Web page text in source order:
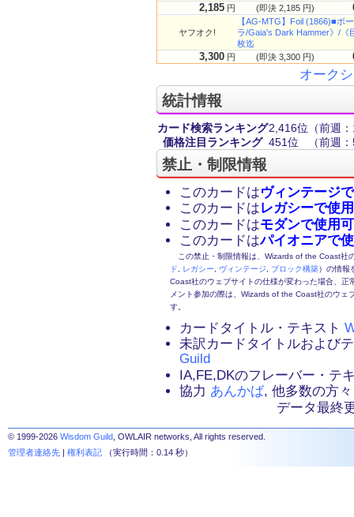
2,185 円 (即決 2,185 円)
ヤフオク!
【AG-MTG】Foil (1866)■ボ
ラ/Gaia's Dark Hammer》/《
枚迄
3,300 円 (即決 3,300 円)
オーク
統計情報
カード検索ランキング2,416位 （前週
価格注目ランキング 451位 （前週
禁止・制限情報
このカードはヴィンテージ
このカードはレガシーで使
このカードはモダンで使用
このカードはパイオニアで
この禁止・制限情報は、Wizards of the Coast社
ド
レガシー ヴィンテージ ブロック構築）の情報
Coast社のウェブサイトの仕様が変わった場合、
メント参加の際は、Wizards of the Coast社のウェ
す。
カードタイトル・テキスト
未訳カードタイトルおよび
Guild
IA,FE,DKのフレーバー・テ
協力 あんかば, 他多数の方々
データ最終
© 1999-2026 Wisdom Guild , OWLAIR networks, All rights reserved.
管理者連絡先 | 権利表記 （実行時間：0.14 秒）